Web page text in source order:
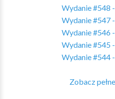
Wydanie #548
Wydanie #547
Wydanie #546
Wydanie #545
Wydanie #544
Zobacz